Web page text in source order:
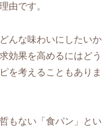
由です。
んな味わいにしたいか
効果を高めるにはどう
を考えることもありま
もない「食パン」とい